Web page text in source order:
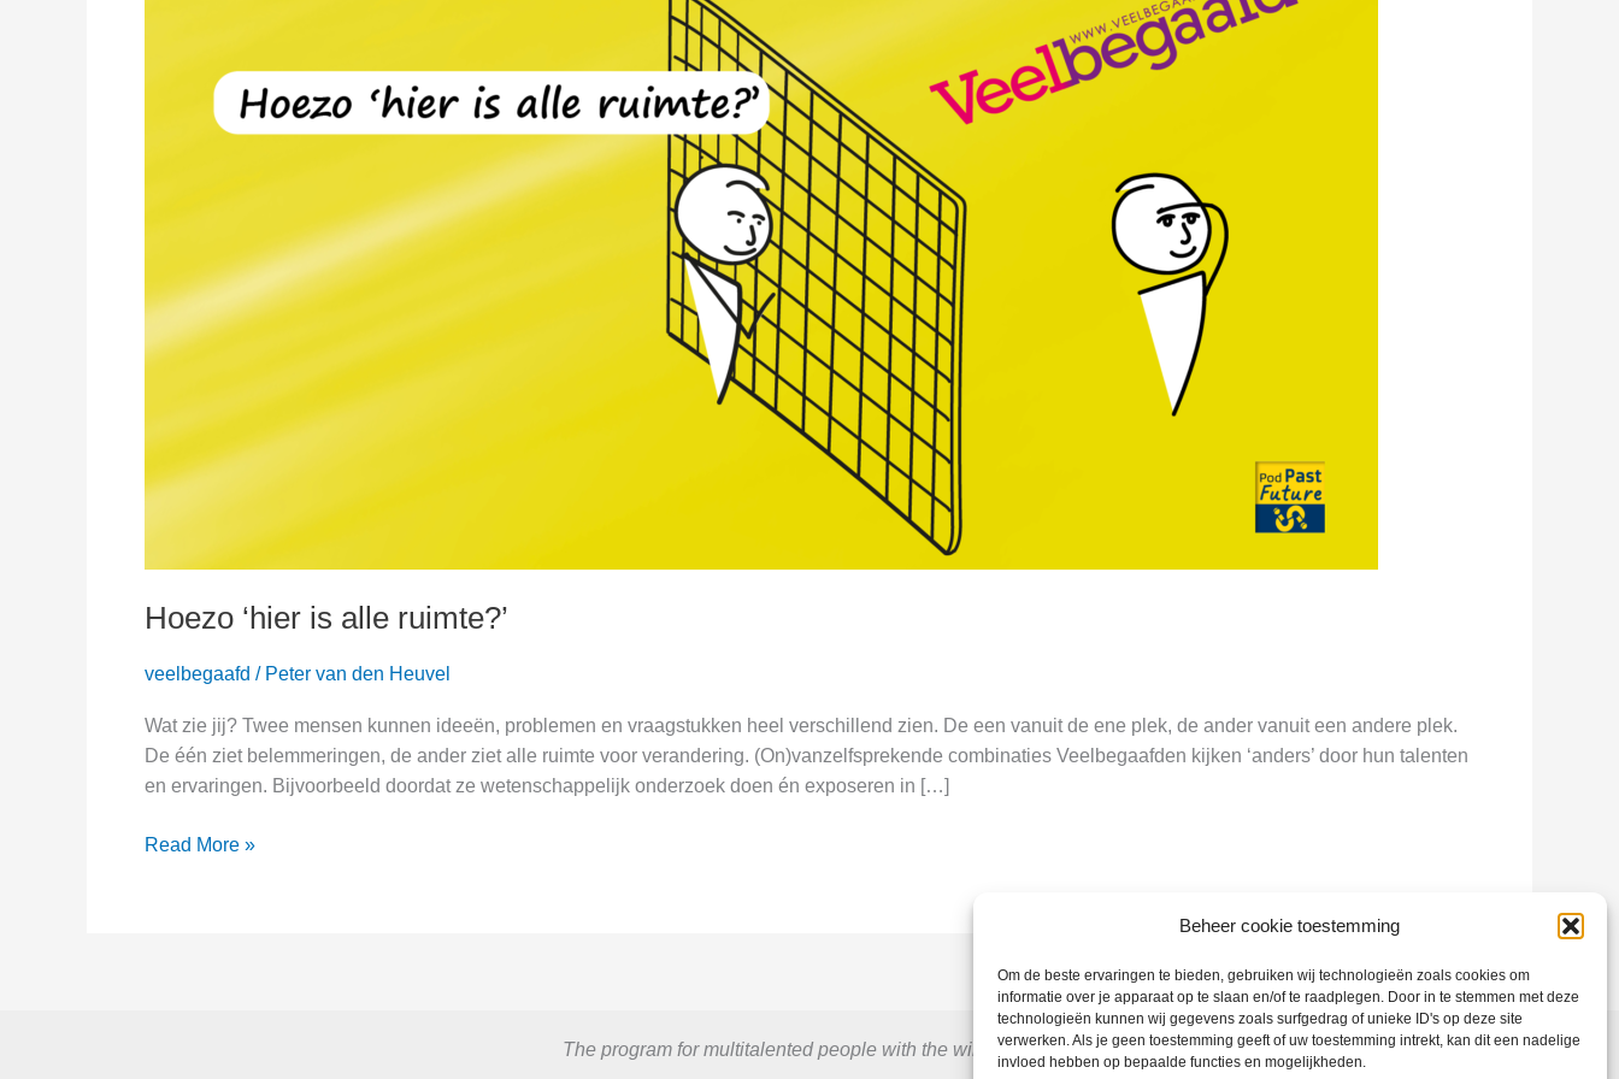
Beheer cookie toestemming
Om de beste ervaringen te bieden, gebruiken wij technologieën zoals cookies om
informatie over je apparaat op te slaan en/of te raadplegen. Door in te stemmen met deze
technologieën kunnen wij gegevens zoals surfgedrag of unieke ID's op deze site
verwerken. Als je geen toestemming geeft of uw toestemming intrekt, kan dit een nadelige
invloed hebben op bepaalde functies en mogelijkheden.
Hoezo ‘hier is alle ruimte?’
veelbegaafd / Peter van den Heuvel
Wat zie jij? Twee mensen kunnen ideeën, problemen en vraagstukken heel verschillend zien. De een vanuit de ene plek, de ander vanuit een andere plek.
De één ziet belemmeringen, de ander ziet alle ruimte voor verandering. (On)vanzelfsprekende combinaties Veelbegaafden kijken ‘anders’ door hun talenten
en ervaringen. Bijvoorbeeld doordat ze wetenschappelijk onderzoek doen én exposeren in […]
Hoezo
Read More »
The program for multitalented people with the will to excel.